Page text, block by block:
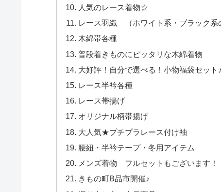
人気のレース着物☆
レース羽織 （ホワイト系・ブラック系
木綿帯各種
普段着きものにピッタリな木綿着物
大好評！自分で選べる！小物福袋セット♪
レース半衿各種
レース帯揚げ
オリジナル柄帯揚げ
大人気★プチプラレース付け袖
腰紐・半衿テープ・冬用アイテム
メンズ着物 フルセットもございます！
きもの町B品市開催♪